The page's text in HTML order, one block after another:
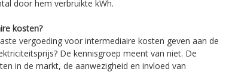
door hem verbruikte kWh.
kosten?
vergoeding voor intermediaire kosten geven aan de
De kennisgroep meent van niet. De
in de markt, de aanwezigheid en invloed van